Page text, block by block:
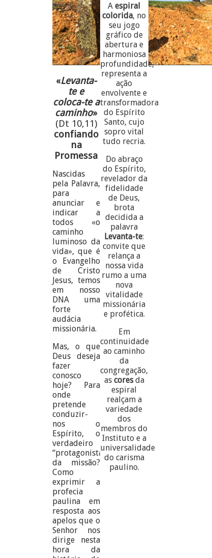
«Levanta-
te e
coloca-te a
caminho»
(Dt 10,11)
confiando
na
Promessa
Nascidas
pela Palavra,
para
anunciar e
indicar a
todos «o
caminho
luminoso da
vida», que é
o Evangelho
de Cristo
Jesus, temos
em nosso
DNA uma
forte
audácia
missionária.
Mas, o que
Deus deseja
fazer
conosco
hoje? Para
onde
pretende
conduzir-
nos o
Espírito, o
verdadeiro
“protagonista”
da missão?
Como
exprimir a
profecia
paulina em
resposta aos
apelos que o
Senhor nos
dirige nesta
hora da
Aespiral
colorida, no
seu jogo
gráfico de
abertura e
harmoniosa
profundidade,
representa a
ação
envolvente e
transformadora
do Espírito
Santo, cujo
sopro vital
tudo recria.
Do abraço
do Espírito,
revelador da
fidelidade
de Deus,
brota
decidida a
palavra
Levanta-te:
convite que
relança a
nossa vida
rumo a uma
nova
vitalidade
missionária
e profética.
Em
continuidade
ao caminho
da
congregação,
as coresda
espiral
realçam a
variedade
dos
membros do
Instituto e a
universalidade
do carisma
paulino.